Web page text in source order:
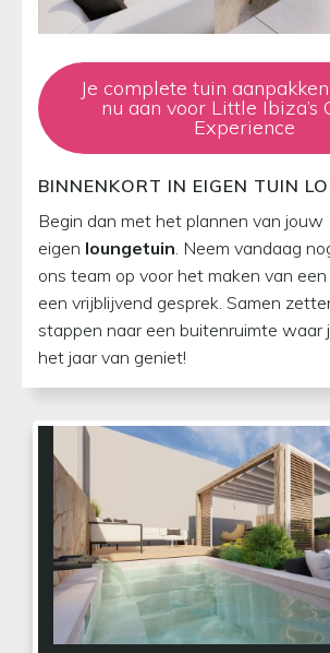
Je complete tuin
nu aan voor Little Ibiza’s
Experience
BINNENKORT IN EIGEN TUIN
Begin dan met het plannen van jouw
eigen loungetuin. Neem vandaag
ons team op voor het maken van
een vrijblijvend gesprek. Samen
stappen naar een buitenruimte waar
het jaar van geniet!